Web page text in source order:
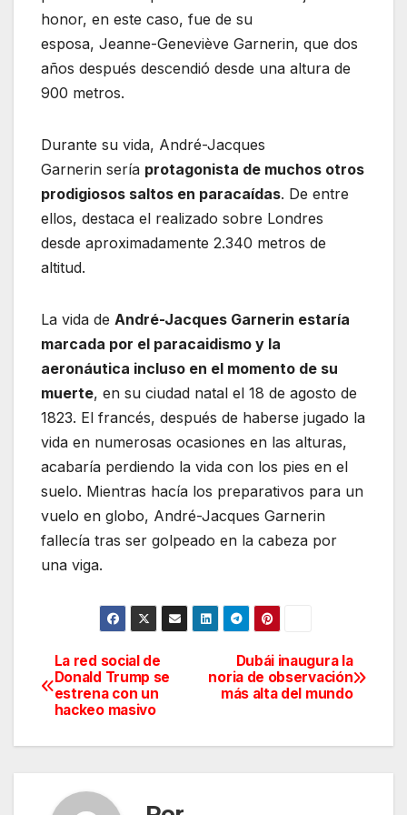
honor, en este caso, fue de su
esposa, Jeanne-Geneviève Garnerin, que dos
años después descendió desde una altura de
900 metros.
Durante su vida, André-Jacques
Garnerin sería protagonista de muchos otros
prodigiosos saltos en paracaídas. De entre
ellos, destaca el realizado sobre Londres
desde aproximadamente 2.340 metros de
altitud.
La vida de André-Jacques Garnerin estaría
marcada por el paracaidismo y la
aeronáutica incluso en el momento de su
muerte, en su ciudad natal el 18 de agosto de
1823. El francés, después de haberse jugado la
vida en numerosas ocasiones en las alturas,
acabaría perdiendo la vida con los pies en el
suelo. Mientras hacía los preparativos para un
vuelo en globo, André-Jacques Garnerin
fallecía tras ser golpeado en la cabeza por
una viga.
Navegación
de
entradas
Dubái inaugura la
noria de observación
más alta del mundo
La red social de
Donald Trump se
estrena con un
hackeo masivo